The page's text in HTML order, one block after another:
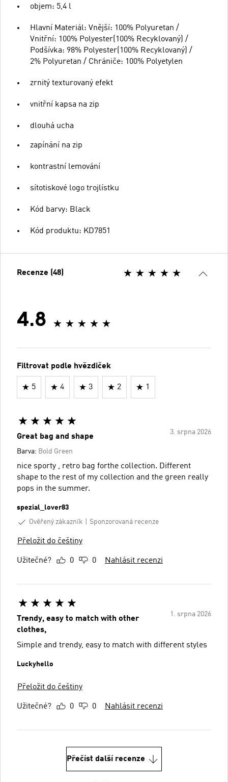
objem: 5,4 l
Hlavní Materiál: Vnější: 100% Polyuretan /
Vnitřní: 100% Polyester(100% Recyklovaný) /
Podšívka: 98% Polyester(100% Recyklovaný) /
2% Polyuretan / Chrániče: 100% Polyetylen
zrnitý texturovaný efekt
vnitřní kapsa na zip
dlouhá ucha
zapínání na zip
kontrastní lemování
sítotiskové logo trojlístku
Kód barvy: Black
Kód produktu: KD7851
Recenze (48)
4.8
Filtrovat podle hvězdiček
5 4 3 2 1
3. srpna 2026
Great bag and shape
Barva: Bold Green
nice sporty , retro bag forthe collection. Different
shape to the rest of my collection and the green really
pops in the summer.
spezial_lover83
Ověřený zákazník
Sponzorovaná recenze
Přeložit do češtiny
Užitečné? 0 0 Nahlásit recenzi
1. srpna 2026
Trendy, easy to match with other
clothes,
Simple and trendy, easy to match with different styles
Luckyhello
Přeložit do češtiny
Užitečné? 0 0 Nahlásit recenzi
Přečíst další recenze